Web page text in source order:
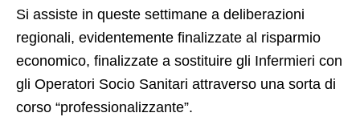
Si assiste in queste settimane a deliberazioni
regionali, evidentemente finalizzate al risparmio
economico, finalizzate a sostituire gli Infermieri con
gli Operatori Socio Sanitari attraverso una sorta di
corso “professionalizzante”.